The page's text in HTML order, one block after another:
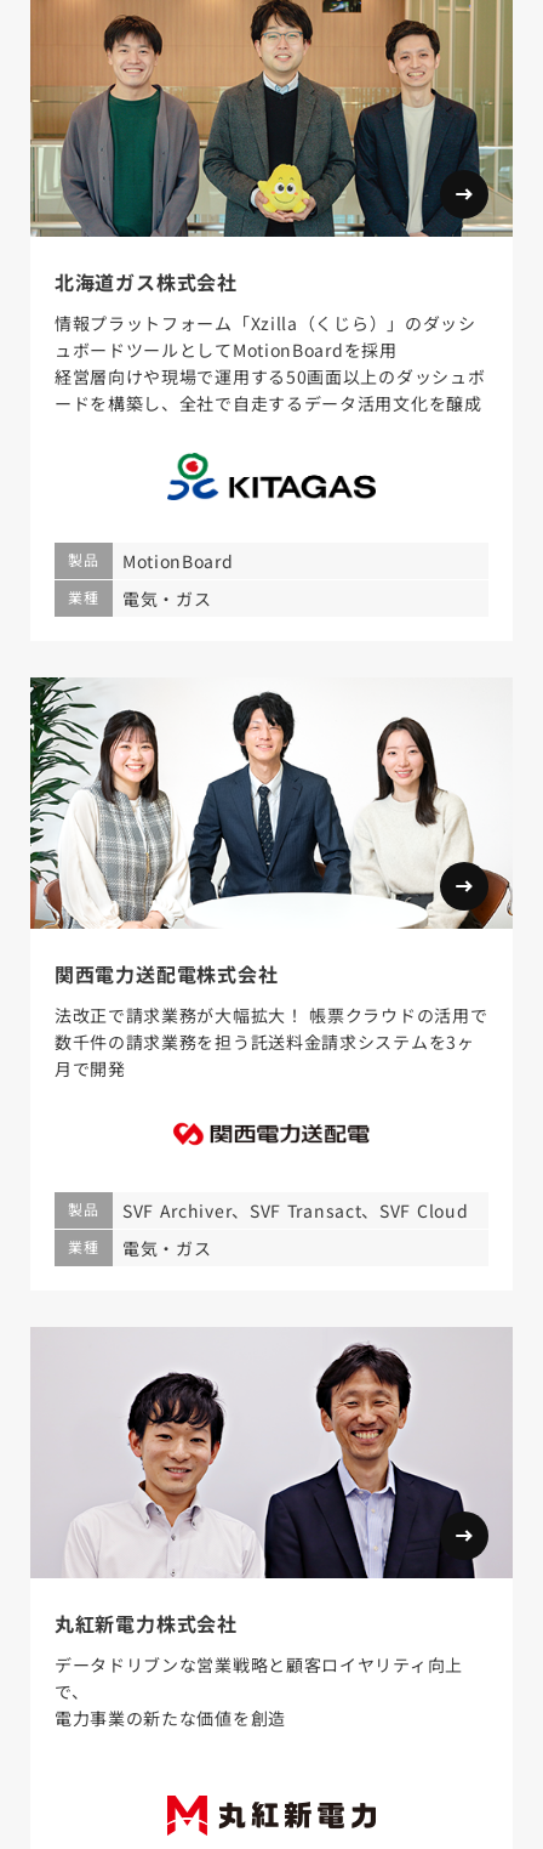
北海道ガス株式会社
情報プラットフォーム「Xzilla（くじら）」のダッシ
ュボードツールとしてMotionBoardを採用
経営層向けや現場で運用する50画面以上のダッシュボ
ードを構築し、全社で自走するデータ活用文化を醸成
製品 MotionBoard
業種 電気・ガス
関西電力送配電株式会社
法改正で請求業務が大幅拡大！ 帳票クラウドの活用で
数千件の請求業務を担う託送料金請求システムを3ヶ
月で開発
製品 SVF Archiver、SVF Transact、SVF Cloud
業種 電気・ガス
丸紅新電力株式会社
データドリブンな営業戦略と顧客ロイヤリティ向上
で、
電力事業の新たな価値を創造